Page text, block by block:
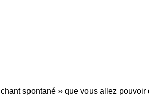
spontané » que vous allez pouvoir